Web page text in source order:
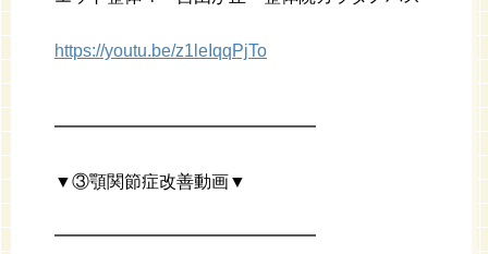
https://youtu.be/z1leIqqPjTo
━━━━━━━━━━━━━━━
▼③顎関節症改善動画▼
━━━━━━━━━━━━━━━